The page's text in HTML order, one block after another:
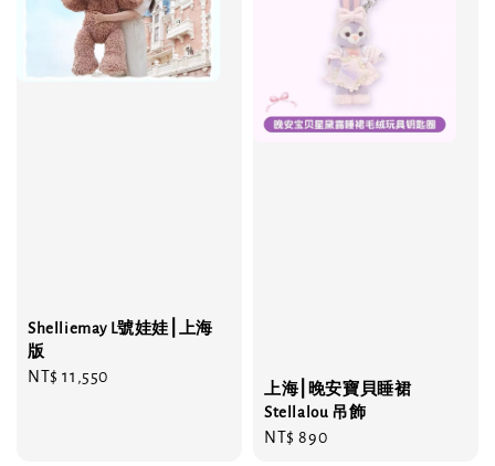
Shelliemay L號娃娃⎮上海
版
Regular
NT$ 11,550
上海⎮晚安寶貝睡裙
Stellalou 吊飾
Regular
NT$ 890